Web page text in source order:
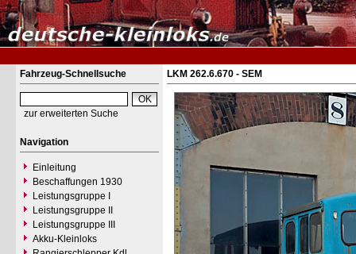
Fahrzeug-Schnellsuche
zur erweiterten Suche
Navigation
Einleitung
Beschaffungen 1930
Leistungsgruppe I
Leistungsgruppe II
Leistungsgruppe III
Akku-Kleinloks
LKM 262.6.670 - SEM